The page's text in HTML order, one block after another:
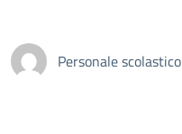
Personale scolastico